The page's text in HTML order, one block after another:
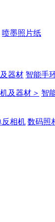
喷墨照片纸
器材 智能手
及器材 ＞ 智
反相机 数码照